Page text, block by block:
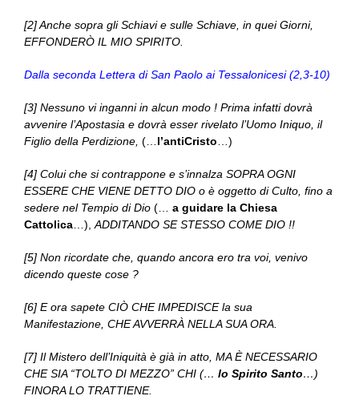
[2] Anche sopra gli Schiavi e sulle Schiave, in quei Giorni,
EFFONDERÒ IL MIO SPIRITO.
Dalla seconda Lettera di San Paolo ai Tessalonicesi (2,3-10)
[3] Nessuno vi inganni in alcun modo ! Prima infatti dovrà
avvenire l’Apostasia e dovrà esser rivelato l’Uomo Iniquo, il
Figlio della Perdizione, (… l’antiCristo …)
[4] Colui che si contrappone e s’innalza SOPRA OGNI
ESSERE CHE VIENE DETTO DIO o è oggetto di Culto, fino a
sedere nel Tempio di Dio (… a guidare la Chiesa
Cattolica …), ADDITANDO SE STESSO COME DIO !!
[5] Non ricordate che, quando ancora ero tra voi, venivo
dicendo queste cose ?
[6] E ora sapete CIÒ CHE IMPEDISCE la sua
Manifestazione, CHE AVVERRÀ NELLA SUA ORA.
[7] Il Mistero dell’Iniquità è già in atto, MA È NECESSARIO
CHE SIA “TOLTO DI MEZZO” CHI (… lo Spirito Santo…)
FINORA LO TRATTIENE.